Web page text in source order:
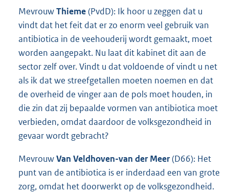
MevrouwThieme(PvdD): Ik hoor u zeggen dat u
vindt dat het feit dat er zo enorm veel gebruik van
antibiotica in de veehouderij wordt gemaakt, moet
worden aangepakt. Nu laat dit kabinet dit aan de
sector zelf over. Vindt u dat voldoende of vindt u net
als ik dat we streefgetallen moeten noemen en dat
de overheid de vinger aan de pols moet houden, in
die zin dat zij bepaalde vormen van antibiotica moet
verbieden, omdat daardoor de volksgezondheid in
gevaar wordt gebracht?
MevrouwVan Veldhoven-van der Meer(D66): Het
punt van de antibiotica is er inderdaad een van grote
zorg, omdat het doorwerkt op de volksgezondheid.